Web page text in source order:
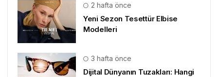
2 hafta önce
Yeni Sezon Tesettür Elbise
Modelleri
3 hafta önce
Dijital Dünyanın Tuzakları: Hangi